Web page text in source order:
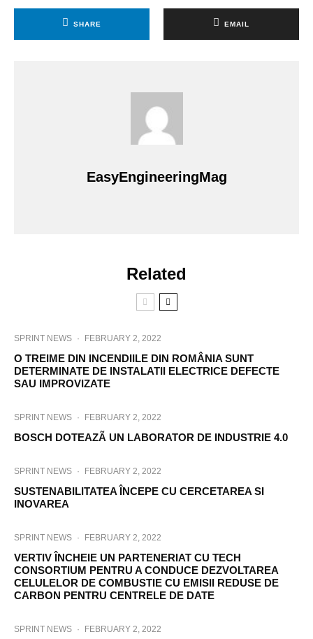
SHARE EMAIL
EasyEngineeringMag
Related
SPRINT NEWS · FEBRUARY 2, 2022
O TREIME DIN INCENDIILE DIN ROMÂNIA SUNT
DETERMINATE DE INSTALATII ELECTRICE DEFECTE
SAU IMPROVIZATE
SPRINT NEWS · FEBRUARY 2, 2022
BOSCH DOTEAZÃ UN LABORATOR DE INDUSTRIE 4.0
SPRINT NEWS · FEBRUARY 2, 2022
SUSTENABILITATEA ÎNCEPE CU CERCETAREA SI
INOVAREA
SPRINT NEWS · FEBRUARY 2, 2022
VERTIV ÎNCHEIE UN PARTENERIAT CU TECH
CONSORTIUM PENTRU A CONDUCE DEZVOLTAREA
CELULELOR DE COMBUSTIE CU EMISII REDUSE DE
CARBON PENTRU CENTRELE DE DATE
SPRINT NEWS · FEBRUARY 2, 2022